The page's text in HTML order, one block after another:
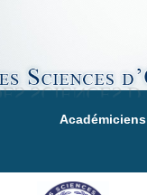
Académiciens